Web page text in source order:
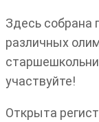
Здесь собрана
различных
участвуйте!
Открыта